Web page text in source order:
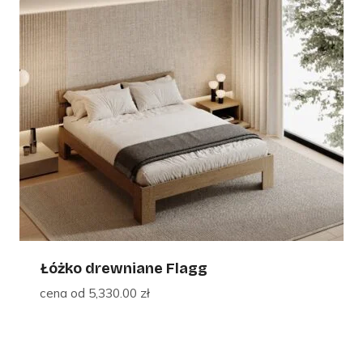
Łóżko drewniane Flagg
cena od 5,330.00 zł